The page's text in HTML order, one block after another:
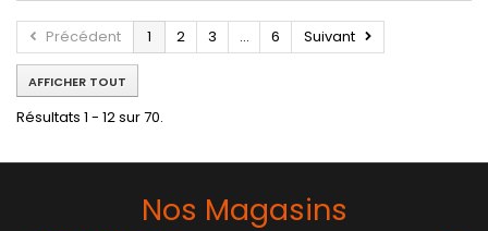
Précédent 1 2 3 ... 6 Suivant
AFFICHER TOUT
Résultats 1 - 12 sur 70.
Nos Magasins